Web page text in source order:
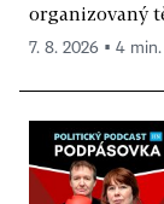
organizovaný
7. 8. 2026 ▪ 4